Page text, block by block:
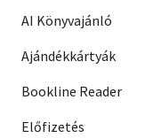
AI Könyvajánló
Ajándékkártyák
Bookline Reader
Előfizetés